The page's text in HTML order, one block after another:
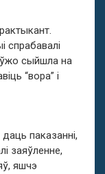
спрабавалі
ўжо сыйшла на
“вора” і
паказанні,
заяўленне,
яшчэ